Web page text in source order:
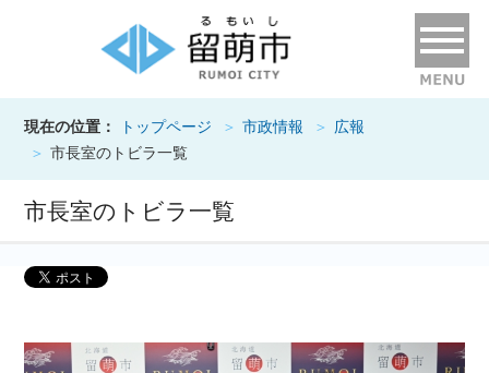
現在の位置： トップページ 市政情報
広報
市長室のトビラ一覧
市長室のトビラ一覧